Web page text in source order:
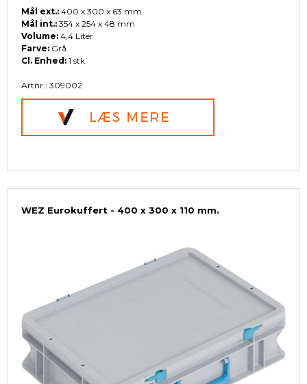
Mål ext.: 400 x 300 x 63 mm.
Mål int.: 354 x 254 x 48 mm
Volume: 4,4 Liter
Farve: Grå
Cl. Enhed: 1 stk.
Artnr.: 309002
WEZ Eurokuffert - 400 x 300 x 110 mm.